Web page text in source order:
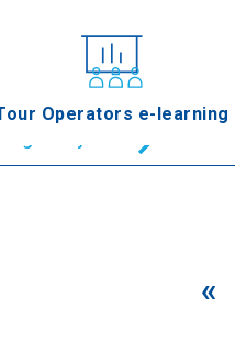
Operators e-learning
Seguir leyendo
Playa de Sozopoli
«